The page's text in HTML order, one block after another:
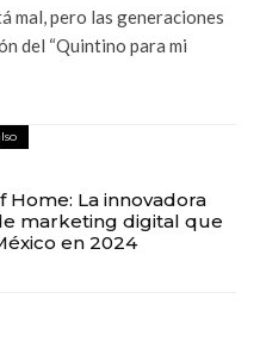
mal, pero las generaciones
del “Quintino para mi
Home: La innovadora
marketing digital que
en 2024